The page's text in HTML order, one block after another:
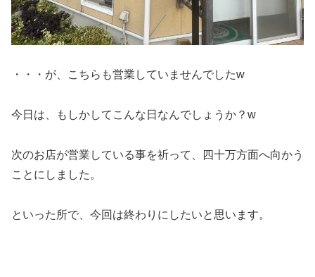
・・・が、こちらも営業していませんでしたw
今日は、もしかしてこんな日なんでしょうか？w
次のお店が営業している事を祈って、四十万方面へ向かう
ことにしました。
といった所で、今回は終わりにしたいと思います。